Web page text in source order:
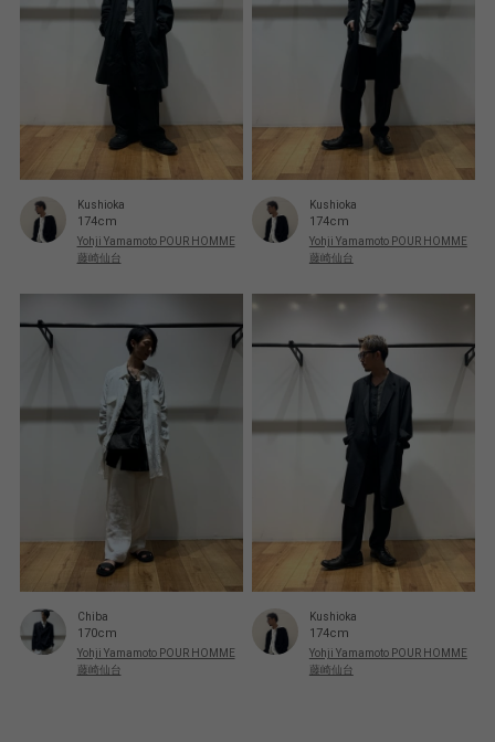
Kushioka
174cm
Yohji Yamamoto POUR HOMME
藤崎仙台
Kushioka
174cm
Yohji Yamamoto POUR HOMME
藤崎仙台
Chiba
170cm
Yohji Yamamoto POUR HOMME
藤崎仙台
Kushioka
174cm
Yohji Yamamoto POUR HOMME
藤崎仙台